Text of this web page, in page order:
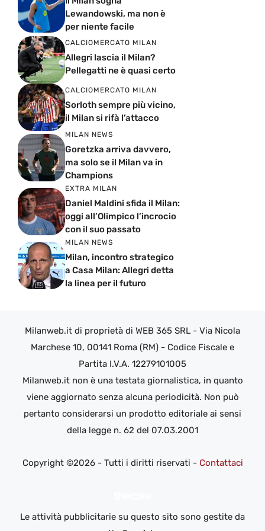
Lewandowski, ma non è
per niente facile
CALCIOMERCATO MILAN
Allegri lascia il Milan?
Pellegatti ne è quasi certo
CALCIOMERCATO MILAN
Sorloth sempre più vicino,
il Milan si rifà l’attacco
MILAN NEWS
Goretzka arriva davvero,
ma solo se il Milan va in
Champions
EXTRA MILAN
Daniel Maldini sfida il Milan:
oggi all’Olimpico l’incrocio
con il suo passato
MILAN NEWS
Milan, incontro strategico
a Casa Milan: Allegri detta
la linea per il futuro
Milanweb.it di proprietà di WEB 365 SRL - Via Nicola
Marchese 10, 00141 Roma (RM) - Codice Fiscale e
Partita I.V.A. 12279101005
Milanweb.it non è una testata giornalistica, in quanto
viene aggiornato senza alcuna periodicità. Non può
pertanto considerarsi un prodotto editoriale ai sensi
della legge n. 62 del 07.03.2001
Copyright ©2026 - Tutti i diritti riservati - Contattaci
Le attività pubblicitarie su questo sito sono gestite da